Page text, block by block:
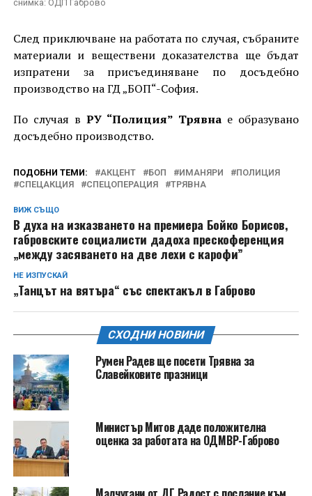
снимка: ОДП Габрово
След приключване на работата по случая, събраните
материали и веществени доказателства ще бъдат
изпратени за присъединяване по досъдебно
производство на ГД „БОП“-София.
По случая в РУ “Полиция” Трявна е образувано
досъдебно производство.
ПОДОБНИ ТЕМИ: АКЦЕНТ БОП ИМАНЯРИ
ПОЛИЦИЯ
СПЕЦАКЦИЯ
СПЕЦОПЕРАЦИЯ ТРЯВНА
ВИЖ СЪЩО
В духа на изказването на премиера Бойко Борисов,
габровските социалисти дадоха прескоференция
„между засяването на две лехи с карофи”
НЕ ИЗПУСКАЙ
„Танцът на вятъра“ със спектакъл в Габрово
СХОДНИ НОВИНИ
Румен Радев ще посети Трявна за
Славейковите празници
Министър Митов даде положителна
оценка за работата на ОДМВР-Габрово